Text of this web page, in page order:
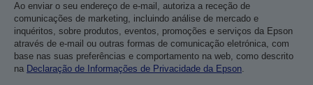
Ao enviar o seu endereço de e-mail, autoriza a receção de
comunicações de marketing, incluindo análise de mercado e
inquéritos, sobre produtos, eventos, promoções e serviços da Epson
através de e-mail ou outras formas de comunicação eletrónica, com
base nas suas preferências e comportamento na web, como descrito
na Declaração de Informações de Privacidade da Epson.